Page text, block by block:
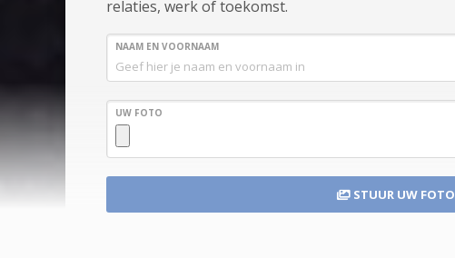
relaties, werk of toekomst.
NAAM EN VOORNAAM
UW FOTO
STUUR UW FOTO